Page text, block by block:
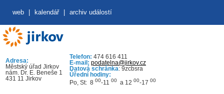
web kalendář archiv událostí
Adresa:
Městský úřad Jirkov
nám. Dr. E. Beneše 1
431 11 Jirkov
Telefon: 474 616 411
E-mail: podatelna@jirkov.cz
Datová schránka: 9zcbsra
Úřední hodiny:
Po, St: 8 00-11 00 a 12 00-17 00